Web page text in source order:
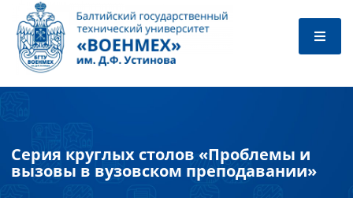
Школьникам
Абитуриентам
Преподавателям
Серия круглых столов «Проблемы и